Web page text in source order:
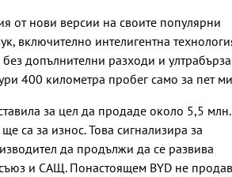
от нови версии на своите популярни
включително интелигентна
допълнителни разходи и ултрабърза
400 километра пробег само за пет
за цел да продаде около 5,5 млн.
са за износ. Това сигнализира за
да продължи да се развива
и САЩ. Понастоящем BYD не
очаква в